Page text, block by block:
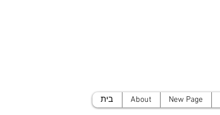
בית About New Page